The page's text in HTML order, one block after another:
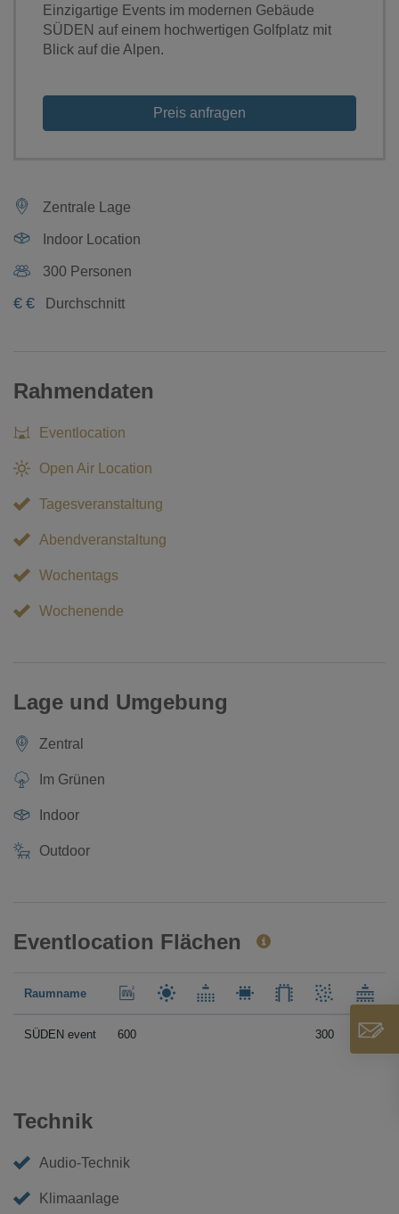
Einzigartige Events im modernen Gebäude
SÜDEN auf einem hochwertigen Golfplatz mit
Blick auf die Alpen.
Preis anfragen
Zentrale Lage
Indoor Location
300 Personen
€ € Durchschnitt
Rahmendaten
Eventlocation
Open Air Location
Tagesveranstaltung
Abendveranstaltung
Wochentags
Wochenende
Lage und Umgebung
Zentral
Im Grünen
Indoor
Outdoor
Eventlocation Flächen
Raumname
SÜDEN event 600 300
Technik
Audio-Technik
Klimaanlage